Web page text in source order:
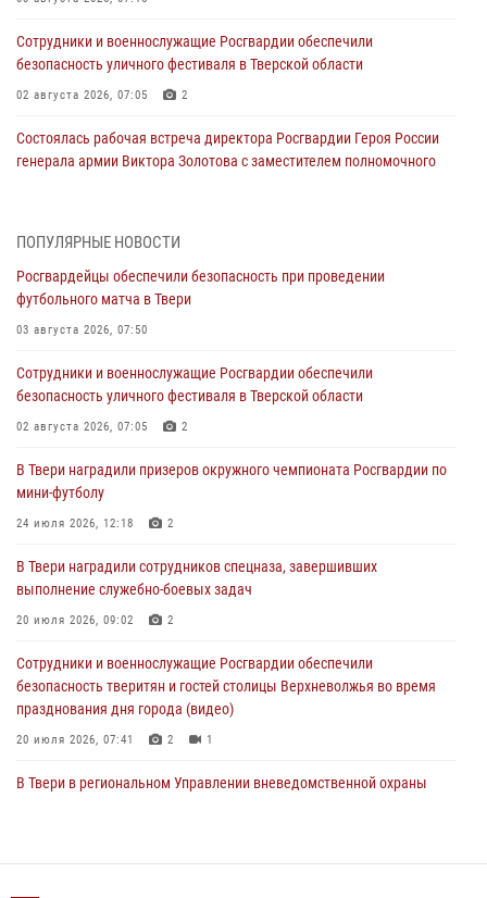
Сотрудники и военнослужащие Росгвардии обеспечили
безопасность уличного фестиваля в Тверской области
02 августа 2026, 07:05 2
Состоялась рабочая встреча директора Росгвардии Героя России
генерала армии Виктора Золотова с заместителем полномочного
31 июля 2026, 05:42 4
Росгвардейцы в Твери приняли участие в молебне, посвященном
Дню Крещения Руси
28 июля 2026, 11:30
Сотрудники вневедомственной охраны совершили 250 выездов и
пресекли 20 правонарушений за неделю в Тверской области
27 июля 2026, 08:29
В Твери наградили призеров окружного чемпионата Росгвардии по
мини-футболу
24 июля 2026, 12:18 2
Росгвардейцы оказали помощь водителю на дороге в городе Кашин
22 июля 2026, 08:35
ПОПУЛЯРНЫЕ НОВОСТИ
Росгвардейцы обеспечили безопасность при проведении
футбольного матча в Твери
03 августа 2026, 07:50
Сотрудники и военнослужащие Росгвардии обеспечили
безопасность уличного фестиваля в Тверской области
02 августа 2026, 07:05 2
В Твери наградили призеров окружного чемпионата Росгвардии по
мини-футболу
24 июля 2026, 12:18 2
В Твери наградили сотрудников спецназа, завершивших
выполнение служебно-боевых задач
20 июля 2026, 09:02 2
Сотрудники и военнослужащие Росгвардии обеспечили
безопасность тверитян и гостей столицы Верхневолжья во время
празднования дня города (видео)
20 июля 2026, 07:41 2 1
В Твери в региональном Управлении вневедомственной охраны